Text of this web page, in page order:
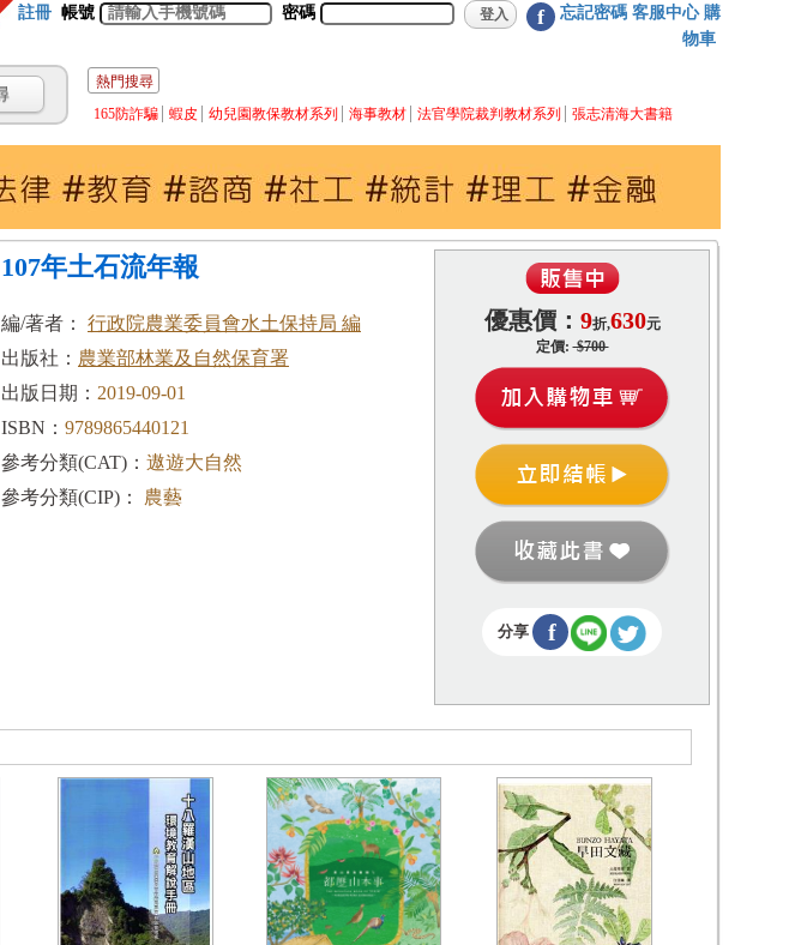
註冊 帳號 密碼 f 忘記密碼 客服中心 購
物車
熱門搜尋
165防詐騙
蝦皮 幼兒園教保教材系列 海事教材 法官學院裁判教材系列 張志清海大書籍
107年土石流年報
編/著者： 行政院農業委員會水土保持局 編
出版社： 農業部林業及自然保育署
出版日期： 2019-09-01
ISBN： 9789865440121
參考分類(CAT)： 遨遊大自然
參考分類(CIP)：
農藝
優惠價： 9折,630元
定價:$700
分享 f